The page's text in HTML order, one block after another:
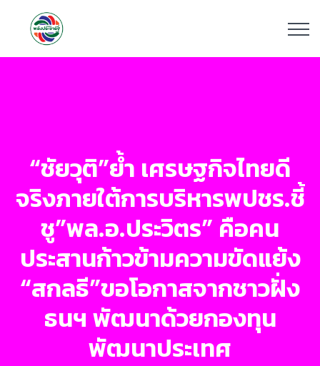
“ชัยวุติ”ย้ำ เศรษฐกิจไทยดี
จริงภายใต้การบริหารพปชร.ชี้
ชู”พล.อ.ประวิตร” คือคน
ประสานก้าวข้ามความขัดแย้ง
“สกลธี”ขอโอกาสจากชาวฝั่ง
ธนฯ พัฒนาด้วยกองทุน
พัฒนาประเทศ